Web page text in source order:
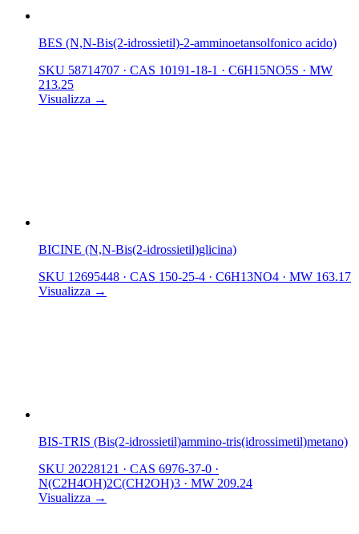
BES (N,N-Bis(2-idrossietil)-2-amminoetansolfonico acido)
SKU 58714707 · CAS 10191-18-1 · C6H15NO5S · MW
213.25
Visualizza →
BICINE (N,N-Bis(2-idrossietil)glicina)
SKU 12695448 · CAS 150-25-4 · C6H13NO4 · MW 163.17
Visualizza →
BIS-TRIS (Bis(2-idrossietil)ammino-tris(idrossimetil)metano)
SKU 20228121 · CAS 6976-37-0 ·
N(C2H4OH)2C(CH2OH)3 · MW 209.24
Visualizza →